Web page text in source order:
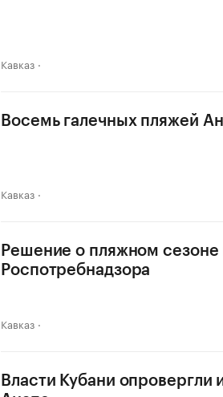
Кавказ
Восемь галечных пляжей
Кавказ
Решение о пляжном
Роспотребнадзора
Кавказ
Власти Кубани